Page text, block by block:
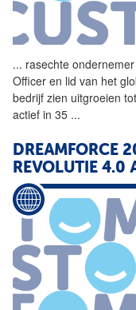
... rasechte
Officer en lid van het
bedrijf zien uitgroeien
actief in 35 ...
DREAMFORCE
REVOLUTIE 4.0